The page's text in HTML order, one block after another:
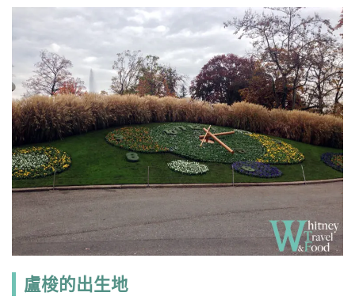
盧梭的出生地